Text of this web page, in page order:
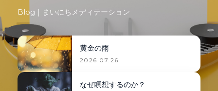
Blog｜まいにちメディテーション
黄金の雨
2026.07.26
なぜ瞑想するのか？